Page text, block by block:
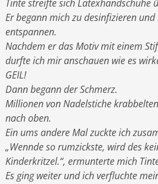
Tinte streifte sich Latexhandschuhe
Er begann mich zu desinfizieren
entspannen.
Nachdem er das Motiv mit einem
durfte ich mir anschauen wie es
GEIL!
Dann begann der Schmerz.
Millionen von Nadelstiche
nach oben.
Ein ums andere Mal zuckte ich
„Wennde so rumzickste, wird des
Kinderkritzel.“, ermunterte mich
Es ging weiter und ich verfluchte